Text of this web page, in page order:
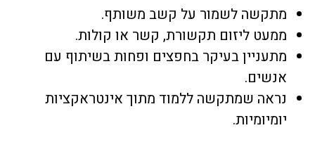
מתקשה לשמור על קשב משותף.
ממעט ליזום תקשורת, קשר או קולות.
מתעניין בעיקר בחפצים ופחות בשיתוף עם
אנשים.
נראה שמתקשה ללמוד מתוך אינטראקציות
יומיומיות.